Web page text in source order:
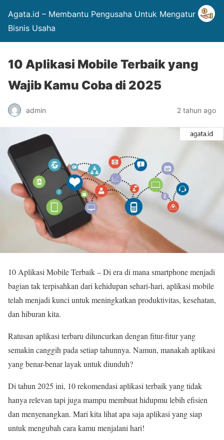
Agata.id – Membantu Pengusaha Untuk Mengatur
Bisnis Usaha
10 Aplikasi Mobile Terbaik yang
Wajib Kamu Coba di 2025
admin 2 tahun ago
10 Aplikasi Mobile Terbaik – Di era di mana smartphone menjadi
bagian tak terpisahkan dari kehidupan sehari-hari, aplikasi mobile
telah menjadi kunci untuk meningkatkan produktivitas, kesehatan,
dan hiburan kita.
Ratusan aplikasi terbaru diluncurkan dengan fitur-fitur yang
semakin canggih pada setiap tahunnya. Namun, manakah aplikasi
yang benar-benar layak untuk diunduh?
Di tahun 2025 ini, 10 rekomendasi aplikasi terbaik yang tidak
hanya relevan tapi juga mampu membuat hidupmu lebih efisien
dan menyenangkan. Mari kita lihat apa saja aplikasi yang siap
untuk mengubah cara kamu menjalani hari!